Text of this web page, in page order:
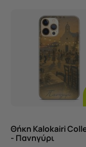
Θήκη Kalokairi
- Πανηγύρι